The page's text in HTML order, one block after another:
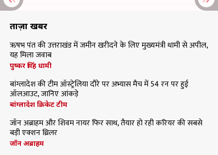
ताज़ा खबरें
ऋषभ पंत की उत्तराखंड में जमीन खरीदने के लिए मुख्यमंत्री धामी से अपील,
यह मिला जवाब
पुष्कर सिंह धामी
बांग्लादेश की टीम ऑस्ट्रेलिया दौरे पर अभ्यास मैच में 54 रन पर हुई
ऑलआउट, जानिए आंकड़े
बांग्लादेश क्रिकेट टीम
जॉन अब्राहम और शिवम नायर फिर साथ, तैयार हो रही करियर की सबसे
बड़ी एक्शन थ्रिलर
जॉन अब्राहम